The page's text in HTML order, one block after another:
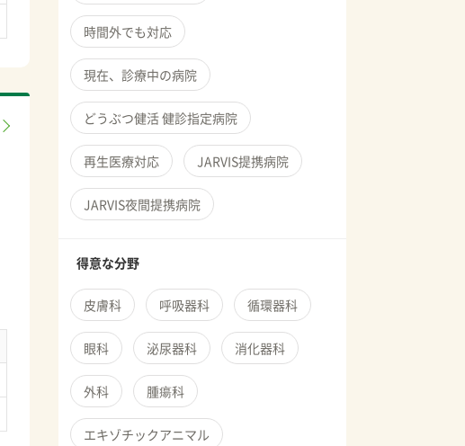
時間外でも対応
現在、診療中の病院
どうぶつ健活 健診指定病院
再生医療対応 JARVIS提携病院
JARVIS夜間提携病院
得意な分野
皮膚科 呼吸器科 循環器科
眼科 泌尿器科 消化器科
外科 腫瘍科
エキゾチックアニマル